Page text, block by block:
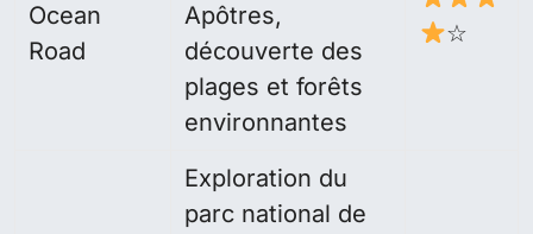
Ocean
Road
Apôtres,
découverte des
plages et forêts
environnantes
☆
Exploration du
parc national de